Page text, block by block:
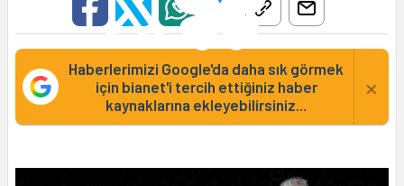
Haberlerimizi Google'da daha sık görmek
için bianet'i tercih ettiğiniz haber
kaynaklarına ekleyebilirsiniz...
×